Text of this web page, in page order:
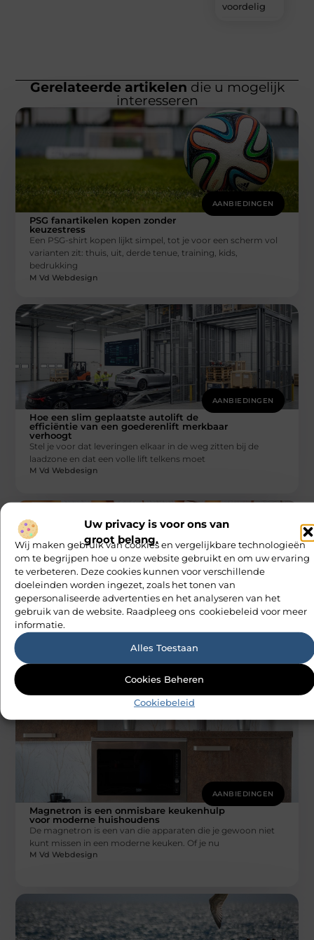
Uw privacy is voor ons van
groot belang.
Wij maken gebruik van cookies en vergelijkbare technologieën
om te begrijpen hoe u onze website gebruikt en om uw ervaring
te verbeteren. Deze cookies kunnen voor verschillende
doeleinden worden ingezet, zoals het tonen van
gepersonaliseerde advertenties en het analyseren van het
gebruik van de website. Raadpleeg ons cookiebeleid voor meer
informatie.
Alles Toestaan
Cookies Beheren
Cookiebeleid
voordelig
Gerelateerde artikelen die u mogelijk
interesseren
AANBIEDINGEN
PSG fanartikelen kopen zonder
keuzestress
Een PSG-shirt kopen lijkt simpel, tot je voor een scherm vol
varianten zit: thuis, uit, derde tenue, training, kids,
bedrukking
M Vd Webdesign
AANBIEDINGEN
Hoe een slim geplaatste autolift de
efficiëntie van een goederenlift merkbaar
verhoogt
Stel je voor dat leveringen elkaar in de weg zitten bij de
laadzone en dat een volle lift telkens moet
M Vd Webdesign
AANBIEDINGEN
Gepersonaliseerde feestslingers
Of je nu een verjaardagsfeestje, een geboorte of een
verschil maken. Ze voegen
M Vd Webdesign
AANBIEDINGEN
Magnetron is een onmisbare keukenhulp
voor moderne huishoudens
De magnetron is een van die apparaten die je gewoon niet
kunt missen in een moderne keuken. Of je nu
M Vd Webdesign